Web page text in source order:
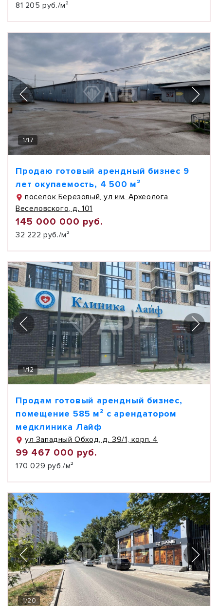
81 205 руб./м²
1/17
Продаю готовый арендный бизнес 9
лет окупаемость, 4 500 м²
поселок Березовый, ул им. Археолога
Веселовского, д. 101
145 000 000 руб.
32 222 руб./м²
1/12
Продам готовый арендный бизнес,
помещение 585 м² с арендатором
медклиника Лайф
ул Западный Обход, д. 39/1, корп. 4
99 467 000 руб.
170 029 руб./м²
1/20